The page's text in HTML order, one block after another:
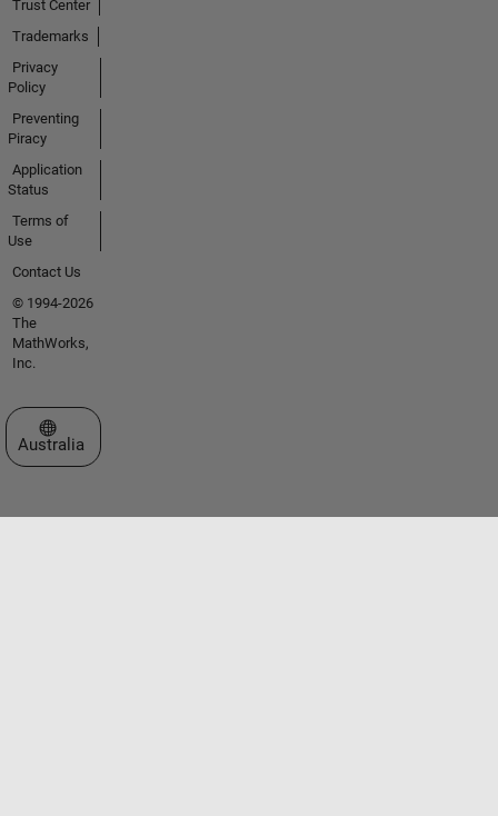
Trust Center
Trademarks
Privacy
Policy
Preventing
Piracy
Application
Status
Terms of
Use
Contact Us
© 1994-2026
The
MathWorks,
Inc.
Select a Web Site
Australia